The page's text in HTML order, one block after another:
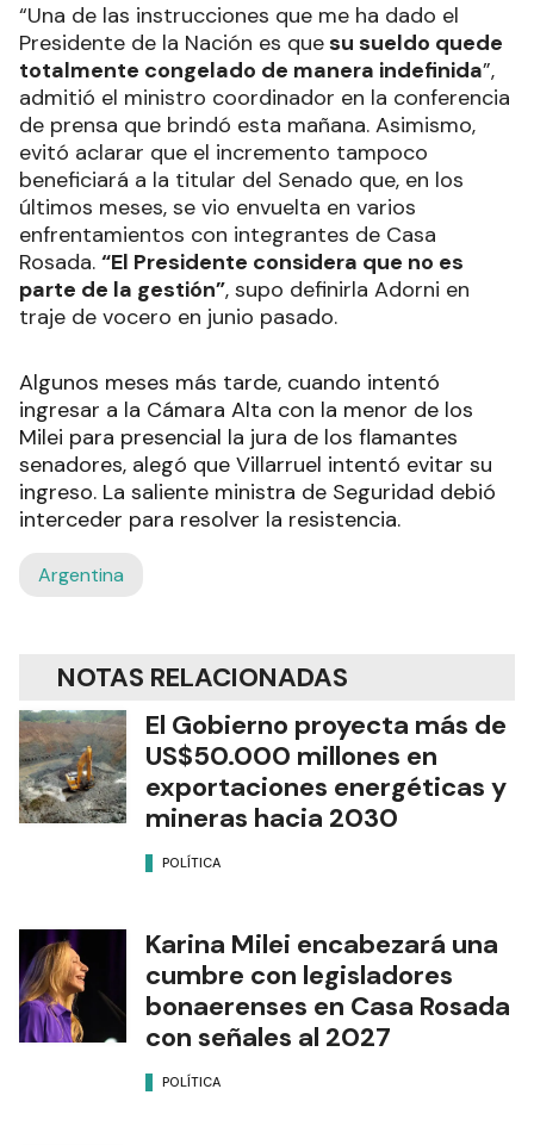
“Una de las instrucciones que me ha dado el
Presidente de la Nación es quesu sueldo quede
totalmente congelado de manera indefinida”,
admitió el ministro coordinador en la conferencia
de prensa que brindó esta mañana. Asimismo,
evitó aclarar que el incremento tampoco
beneficiará a la titular del Senado que, en los
últimos meses, se vio envuelta en varios
enfrentamientos con integrantes de Casa
Rosada. “El Presidente considera que no es
parte de la gestión”, supo definirla Adorni en
traje de vocero en junio pasado.
Algunos meses más tarde, cuando intentó
ingresar a la Cámara Alta con la menor de los
Milei para presencial la jura de los flamantes
senadores, alegó que Villarruel intentó evitar su
ingreso. La saliente ministra de Seguridad debió
interceder para resolver la resistencia.
Argentina
NOTAS RELACIONADAS
El Gobierno proyecta más de
US$50.000 millones en
exportaciones energéticas y
mineras hacia 2030
POLÍTICA
Karina Milei encabezará una
cumbre con legisladores
bonaerenses en Casa Rosada
con señales al 2027
POLÍTICA